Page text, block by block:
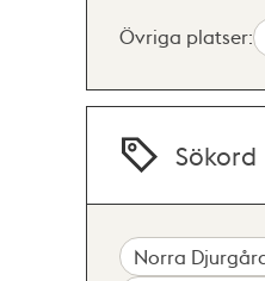
Övriga platser:
Sökord
Norra